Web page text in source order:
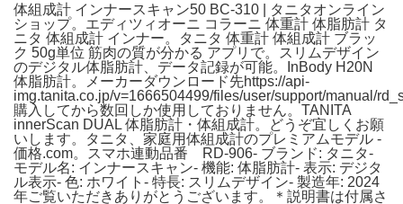
体組成計 インナースキャン50 BC-310 | タニタオンライン
ショップ。エディツィオーニ コラーニ 体重計 体脂肪計 タ
ニタ 体組成計 インナー。タニタ 体重計 体組成計 ブラッ
ク 50g単位 筋肉の質が分かる アプリで。スリムデザイン
のデジタル体脂肪計、データ記録が可能。InBody H20N
体脂肪計。メーカーダウンロード先https://api-
img.tanita.co.jp/v=1666504499/files/user/support/manual/
購入してから数回しか使用しておりません。TANITA
innerScan DUAL 体脂肪計・体組成計。どうぞ宜しくお願
いします。タニタ、家庭用体組成計のプレミアムモデル -
価格.com。スマホ連動品番 RD-906- ブランド: タニタ-
モデル名: インナースキャン- 機能: 体脂肪計- 表示: デジタ
ル表示- 色: ホワイト- 特長: スリムデザイン- 製造年: 2024
年ご覧いただきありがとうございます。＊説明書は付属さ